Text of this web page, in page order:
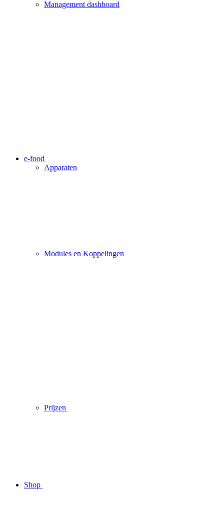
Management dashboard
e-food
Apparaten
Modules en Koppelingen
Prijzen
Shop